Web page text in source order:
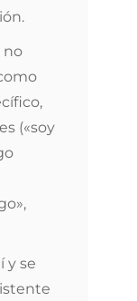
no
(«soy
y se